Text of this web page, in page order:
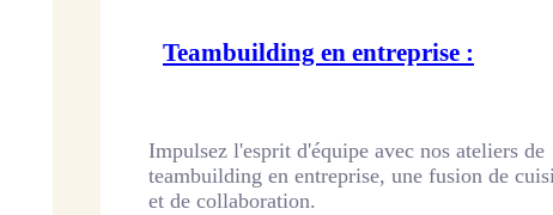
Teambuilding en entreprise :
Impulsez l'esprit d'équipe avec nos ateliers de
teambuilding en entreprise, une fusion de
et de collaboration.